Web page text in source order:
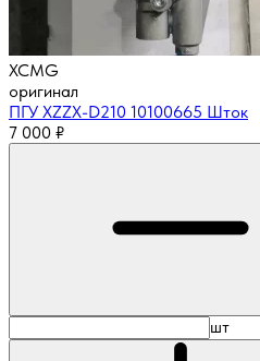
XCMG
оригинал
ПГУ XZZX-D210 10100665 Шток
7 000 ₽
шт